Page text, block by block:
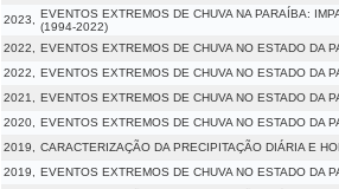
2023,
EVENTOS EXTREMOS DE CHUVA NA PARAÍBA:
(1994-2022)
2022,
EVENTOS EXTREMOS DE CHUVA NO ESTADO DA
2022,
EVENTOS EXTREMOS DE CHUVA NO ESTADO DA
2021,
EVENTOS EXTREMOS DE CHUVA NO ESTADO DA
2020,
EVENTOS EXTREMOS DE CHUVA NO ESTADO DA
2019,
CARACTERIZAÇÃO DA PRECIPITAÇÃO DIÁRIA E
2019,
EVENTOS EXTREMOS DE CHUVA NO ESTADO DA